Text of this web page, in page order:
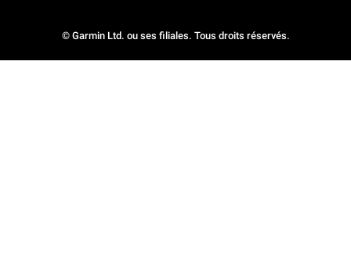
© Garmin Ltd. ou ses filiales. Tous droits réservés.